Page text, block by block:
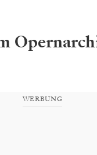
WERBUNG